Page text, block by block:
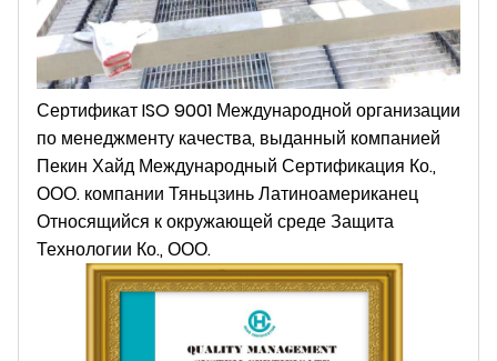
Сертификат ISO 9001 Международной организации
по менеджменту качества, выданный компанией
Пекин Хайд Международный Сертификация Ко.,
ООО. компании Тяньцзинь Латиноамериканец
Относящийся к окружающей среде Защита
Технологии Ко., ООО.